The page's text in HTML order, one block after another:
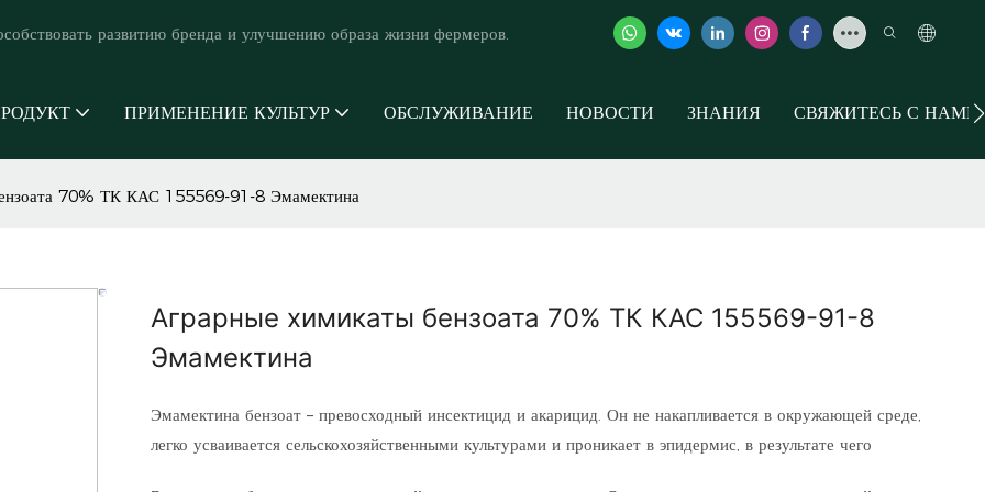
развитию бренда и улучшению образа жизни фермеров.
ПРИМЕНЕНИЕ КУЛЬТУР ОБСЛУЖИВАНИЕ НОВОСТИ ЗНАНИЯ СВЯЖИТЕСЬ С НАМИ
70% ТК КАС 155569-91-8 Эмамектина
Аграрные химикаты бензоата 70% ТК КАС 155569-91-8
Эмамектина
Эмамектина бензоат – превосходный инсектицид и акарицид. Он не накапливается в окружающей среде,
легко усваивается сельскохозяйственными культурами и проникает в эпидермис, в результате чего